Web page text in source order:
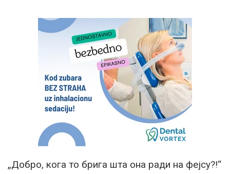
„Добро, кога то брига шта она ради на фејсу?!“